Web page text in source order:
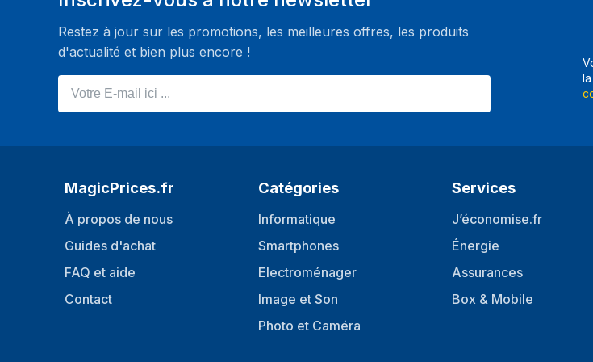
Résolution maximale
Total des megapixels 2 MP
Nombre d'images par seconde 25 ips
(DWDR)
Restez à jour sur les promotions, les meilleures offres, les produits
d'actualité et bien plus encore !
MagicPrices.fr
À propos de nous
Guides d'achat
FAQ et aide
Contact
Catégories
Informatique
Smartphones
Electroménager
Image et Son
Photo et Caméra
Services
J’économise.fr
Énergie
Assurances
Box & Mobile